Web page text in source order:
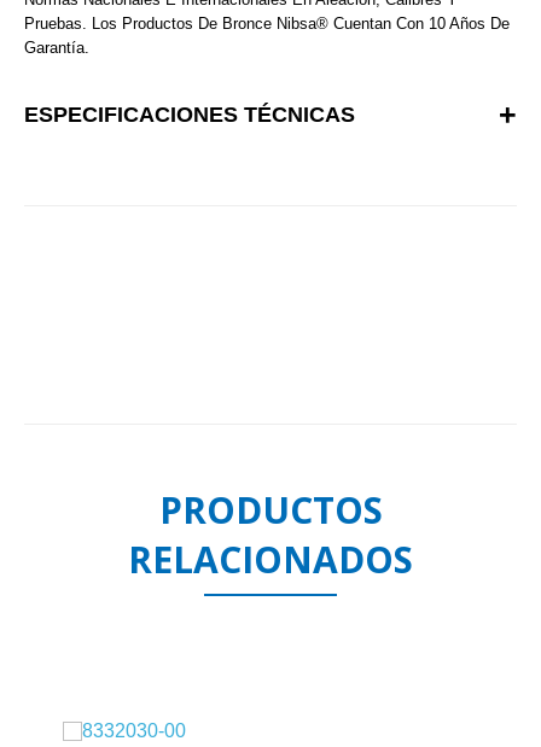
Pruebas. Los Productos De Bronce Nibsa® Cuentan Con 10 Años De
Garantía.
ESPECIFICACIONES TÉCNICAS
PRODUCTOS
RELACIONADOS